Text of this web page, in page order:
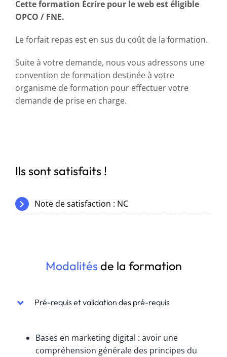
Cette formation Écrire pour le web est éligible
OPCO / FNE.
Le forfait repas est en sus du coût de la formation.
Suite à votre demande, nous vous adressons une
convention de formation destinée à votre
organisme de formation pour effectuer votre
demande de prise en charge.
Ils sont satisfaits !
Note de satisfaction : NC
Modalités de la formation
Pré-requis et validation des pré-requis
Bases en marketing digital : avoir une
compréhension générale des principes du